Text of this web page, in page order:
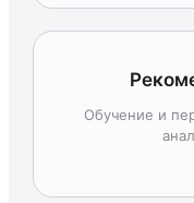
Обучение и